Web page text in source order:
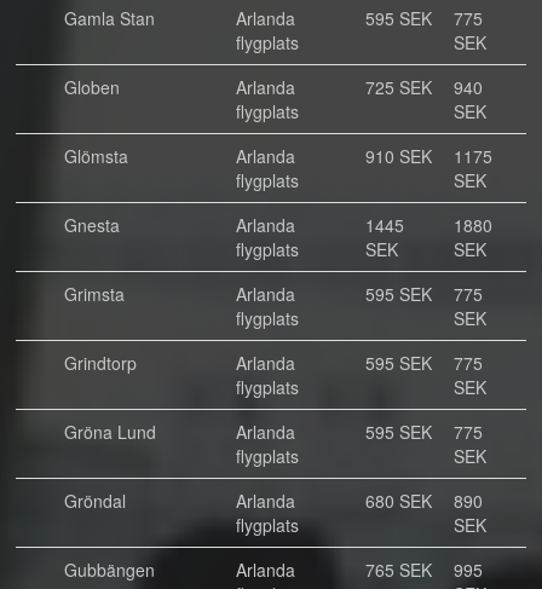
Gamla Stan
Arlanda
flygplats
595 SEK
775
SEK
Globen
Arlanda
flygplats
725 SEK
940
SEK
Glömsta
Arlanda
flygplats
910 SEK
1175
SEK
Gnesta
Arlanda
flygplats
1445
SEK
1880
SEK
Grimsta
Arlanda
flygplats
595 SEK
775
SEK
Grindtorp
Arlanda
flygplats
595 SEK
775
SEK
Gröna Lund
Arlanda
flygplats
595 SEK
775
SEK
Gröndal
Arlanda
flygplats
680 SEK
890
SEK
Gubbängen
Arlanda
765 SEK
995